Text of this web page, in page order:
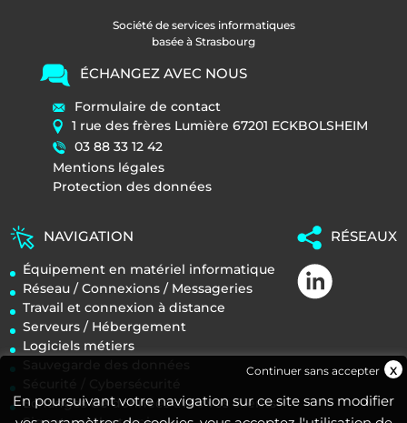
Société de services informatiques
basée à Strasbourg
ÉCHANGEZ AVEC NOUS
Formulaire de contact
1 rue des frères Lumière 67201 ECKBOLSHEIM
03 88 33 12 42
Mentions légales
Protection des données
NAVIGATION
Équipement en matériel informatique
Réseau / Connexions / Messageries
Travail et connexion à distance
Serveurs / Hébergement
Logiciels métiers
Echanges de données avec vos clients
RÉSEAUX
Continuer sans accepter
En poursuivant votre navigation sur ce site sans modifier